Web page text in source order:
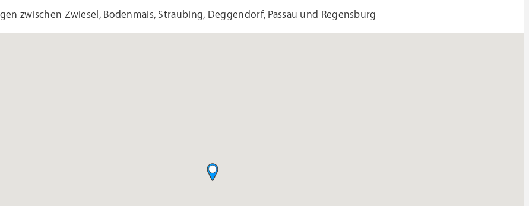
zwischen Zwiesel, Bodenmais, Straubing, Deggendorf, Passau und Regensburg